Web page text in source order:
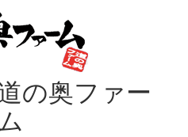
の奥ファー
ム